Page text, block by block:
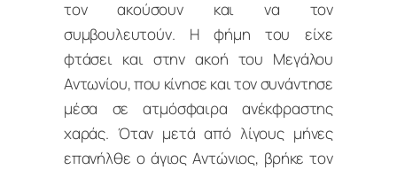
τον ακούσουν και να τον
συμβουλευτούν. Η φήμη του είχε
φτάσει και στην ακοή του Μεγάλου
Αντωνίου, που κίνησε και τον συνάντησε
μέσα σε ατμόσφαιρα ανέκφραστης
χαράς. Όταν μετά από λίγους μήνες
επανήλθε ο άγιος Αντώνιος, βρήκε τον